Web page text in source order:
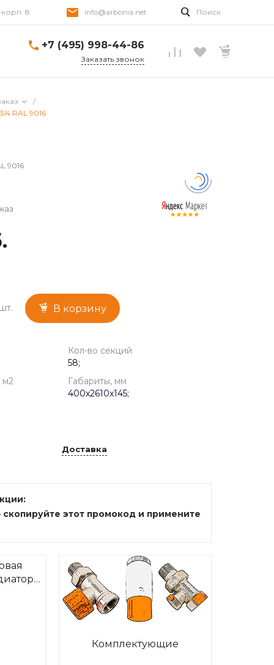
корп. 8 info@arbonia.net Поиск
+7 (495) 998-44-86
Заказать звонок
/
4 RAL 9016
9016
шт. В корзину
Кол-во секций
58;
м2
Габариты, мм
400x2610x145;
Доставка
скопируйте этот промокод и примените
Комплектующие